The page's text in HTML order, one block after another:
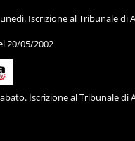
Iscrizione al Tribunale di
20/05/2002
Iscrizione al Tribunale di